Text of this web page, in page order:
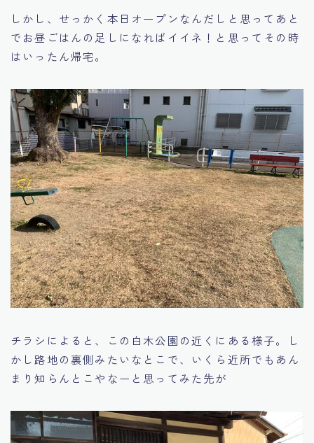
しかし、せっかく本日オープンなんだしと思ってあと
でお昼ごはんの足しになればイイネ！と思ってその時
はいったん帰宅。
チラシによると、この白木公園の近くにある様子。し
かし路地の裏側みたいなとこで、いくら近所でもあん
まり知らんとこやなーと思ってみた先が